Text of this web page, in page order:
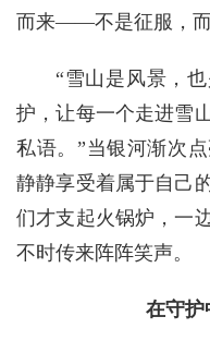
而来——不是征服，而
“雪山是风景，
护，让每一个走进雪
私语。”当银河渐次
静静享受着属于自己
们才支起火锅炉，一
不时传来阵阵笑声。
在守护